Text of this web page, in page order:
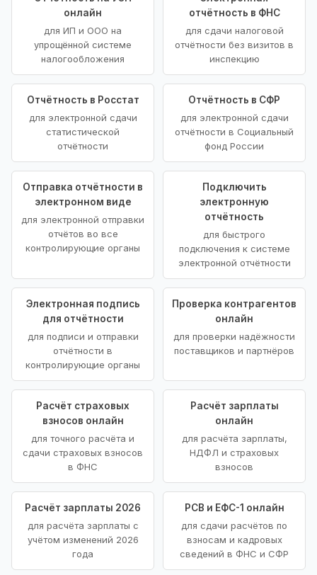
онлайн
для ИП и ООО на
упрощённой системе
налогообложения
отчётность в ФНС
для сдачи налоговой
отчётности без визитов в
инспекцию
Отчётность в Росстат
для электронной сдачи
статистической
отчётности
Отчётность в СФР
для электронной сдачи
отчётности в Социальный
фонд России
Отправка отчётности в
электронном виде
для электронной отправки
отчётов во все
контролирующие органы
Подключить
электронную
отчётность
для быстрого
подключения к системе
электронной отчётности
Электронная подпись
для отчётности
для подписи и отправки
отчётности в
контролирующие органы
Проверка контрагентов
онлайн
для проверки надёжности
поставщиков и партнёров
Расчёт страховых
взносов онлайн
для точного расчёта и
сдачи страховых взносов
в ФНС
Расчёт зарплаты
онлайн
для расчёта зарплаты,
НДФЛ и страховых
взносов
Расчёт зарплаты 2026
для расчёта зарплаты с
учётом изменений 2026
года
РСВ и ЕФС-1 онлайн
для сдачи расчётов по
взносам и кадровых
сведений в ФНС и СФР